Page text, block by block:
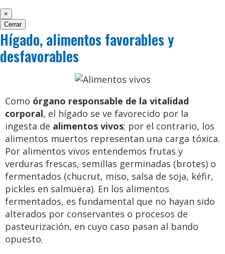
×
Cerrar
Hígado, alimentos favorables y
desfavorables
Como órgano responsable de la vitalidad
corporal, el hígado se ve favorecido por la
ingesta de alimentos vivos; por el contrario, los
alimentos muertos representan una carga tóxica.
Por alimentos vivos entendemos frutas y
verduras frescas, semillas germinadas (brotes) o
fermentados (chucrut, miso, salsa de soja, kéfir,
pickles en salmuera). En los alimentos
fermentados, es fundamental que no hayan sido
alterados por conservantes o procesos de
pasteurización, en cuyo caso pasan al bando
opuesto.